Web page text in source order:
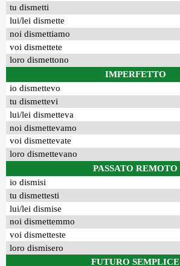
tu dismetti
lui/lei dismette
noi dismettiamo
voi dismettete
loro dismettono
IMPERFETTO
io dismettevo
tu dismettevi
lui/lei dismetteva
noi dismettevamo
voi dismettevate
loro dismettevano
PASSATO REMOTO
io dismisi
tu dismettesti
lui/lei dismise
noi dismettemmo
voi dismetteste
loro dismisero
FUTURO SEMPLICE